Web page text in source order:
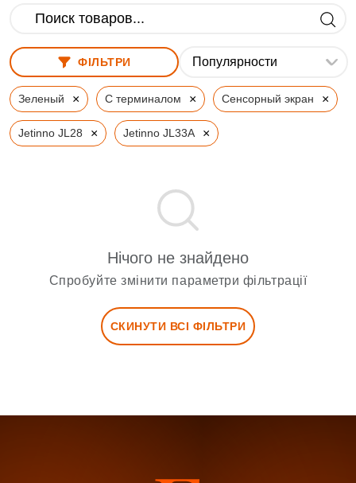
ФІЛЬТРИ
Зеленый × С терминалом × Сенсорный экран ×
Jetinno JL28 × Jetinno JL33A ×
Нічого не знайдено
Спробуйте змінити параметри фільтрації
СКИНУТИ ВСІ ФІЛЬТРИ